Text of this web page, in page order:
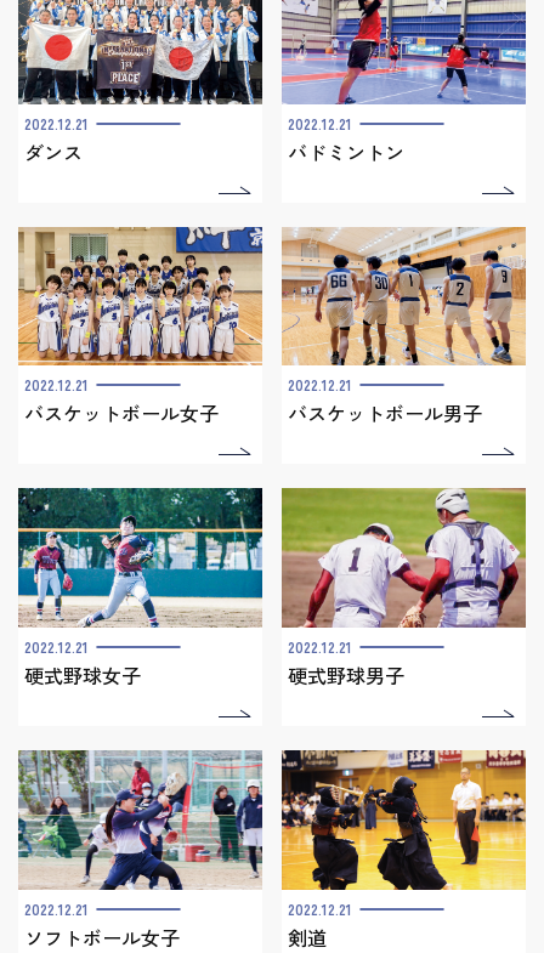
2022.12.21
ダンス
2022.12.21
バドミントン
2022.12.21
バスケットボール女子
2022.12.21
バスケットボール男子
2022.12.21
硬式野球女子
2022.12.21
硬式野球男子
2022.12.21
ソフトボール女子
2022.12.21
剣道